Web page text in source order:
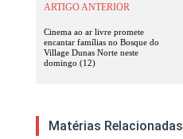
ARTIGO ANTERIOR
Cinema ao ar livre promete
encantar famílias no Bosque do
Village Dunas Norte neste
domingo (12)
Matérias Relacionadas